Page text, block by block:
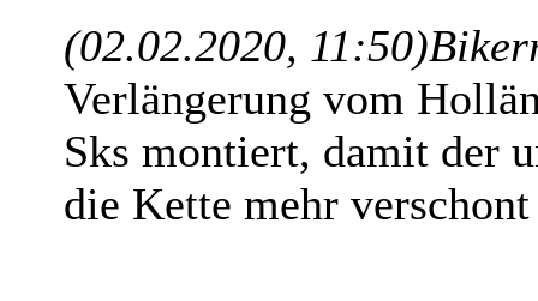
(02.02.2020, 11:50)
Verlängerung vom
Sks montiert, damit der
die Kette mehr